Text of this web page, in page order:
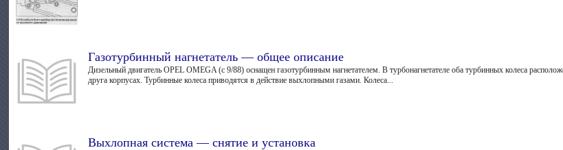
Газотурбинный нагнетатель — общее описание
Дизельный двигатель OPEL OMEGA (с 9/88) оснащен газотурбинным нагнетателем. В турбонагнетателе оба турбинных колеса
друга корпусах. Турбинные колеса приводятся в действие выхлопными газами. Колеса...
Выхлопная система — снятие и установка